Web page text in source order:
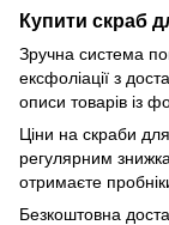
Купити скраб
Зручна система
ексфоліації з
описи товарів із
Ціни на скраби
регулярним
отримаєте
Безкоштовна